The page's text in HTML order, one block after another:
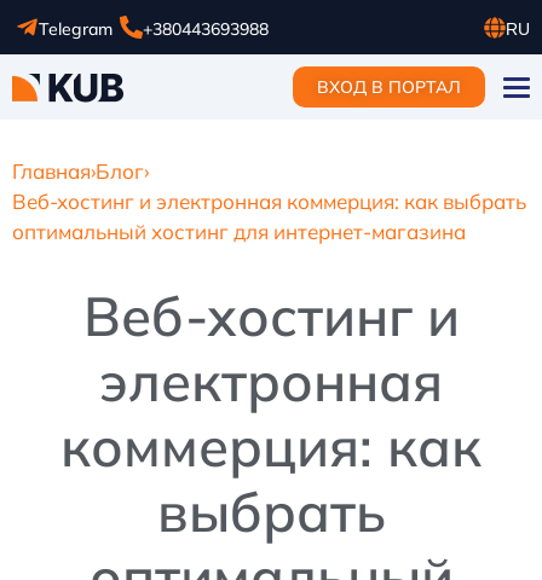
Telegram +380443693988
RU
UA
EN
ВХОД В ПОРТАЛ
Главная›Блог›
Веб-хостинг и электронная коммерция: как выбрать
оптимальный хостинг для интернет-магазина
Веб-хостинг и
электронная
коммерция: как
выбрать